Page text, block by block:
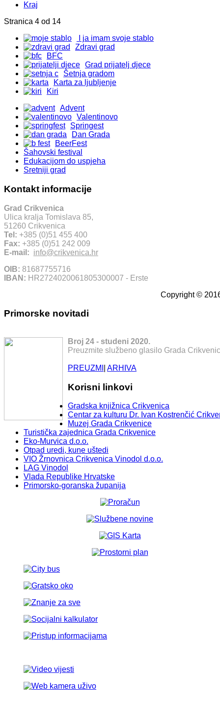
Kraj
Stranica 4 od 14
I ja imam svoje stablo
Zdravi grad
BFC
Grad prijatelj djece
Šetnja gradom
Karta za ljubljenje
Kiri
Advent
Valentinovo
Springest
Dan Grada
BeerFest
Šahovski festival
Edukacijom do uspjeha
Sretniji grad
Kontakt informacije
Grad Crikvenica
Ulica kralja Tomislava 85,
51260 Crikvenica
Tel: +385 (0)51 455 400
Fax: +385 (0)51 242 009
E-mail: info@crikvenica.hr
OIB: 81687755716
IBAN: HR2724020061805300007 - Erste
Copyright ©
Primorske novitadi
Broj 24 - studeni 2020.
Preuzmite službeno glasilo Grada
PREUZMI ARHIVA
Korisni linkovi
Gradska knjižnica Crikvenica
Centar za kulturu Dr. Ivan Kostrenčić
Muzej Grada Crikvenice
Turistička zajednica Grada Crikvenice
Eko-Murvica d.o.o.
Otpad uredi, kune uštedi
VIO Žrnovnica Crikvenica Vinodol d.o.o.
LAG Vinodol
Vlada Republike Hrvatske
Primorsko-goranska županija